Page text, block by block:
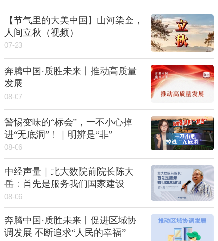
【节气里的大美中国】山河染金，
人间立秋（视频）
07-23
奔腾中国·质胜未来丨推动高质量
发展
08-07
警惕变味的“标会”，一不小心掉
进“无底洞”！｜明辨是“非”
08-06
中经声量｜北大数院前院长陈大
岳：首先是服务我们国家建设
08-06
奔腾中国·质胜未来丨促进区域协
调发展 不断追求“人民的幸福”